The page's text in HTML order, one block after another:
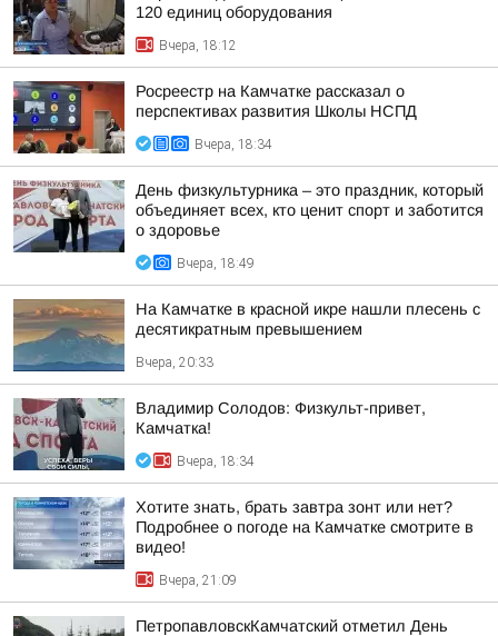
120 единиц оборудования
Вчера, 18:12
Росреестр на Камчатке рассказал о
перспективах развития Школы НСПД
Вчера, 18:34
День физкультурника – это праздник, который
объединяет всех, кто ценит спорт и заботится
о здоровье
Вчера, 18:49
На Камчатке в красной икре нашли плесень с
десятикратным превышением
Вчера, 20:33
Владимир Солодов: Физкульт-привет,
Камчатка!
Вчера, 18:34
Хотите знать, брать завтра зонт или нет?
Подробнее о погоде на Камчатке смотрите в
видео!
Вчера, 21:09
ПетропавловскКамчатский отметил День